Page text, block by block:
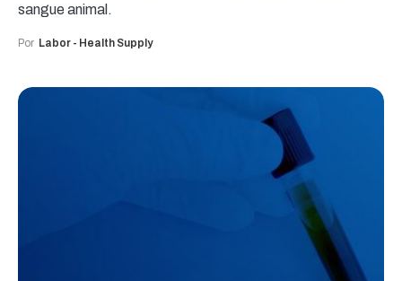
sangue animal.
Por Labor - Health Supply